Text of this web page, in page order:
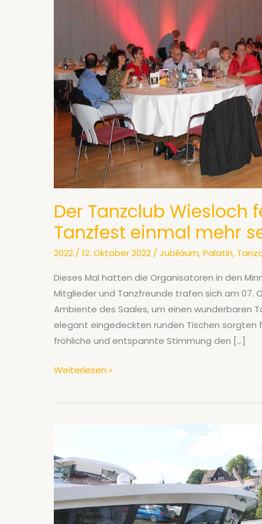
Der Tanzclub
Tanzfest einmal mehr
2022 / 12. Oktober 2022 / Jubiläum,Palatin,
Dieses Mal hatten die Organisatoren in den
Mitglieder und Tanzfreunde trafen sich am 07.
Ambiente des Saales, um einen wunderbaren
elegant eingedeckten runden Tischen
fröhliche und entspannte Stimmung den […]
Der
Wiesloch
Herbst-
Tanzfest
einmal
mehr
Weiterlesen »